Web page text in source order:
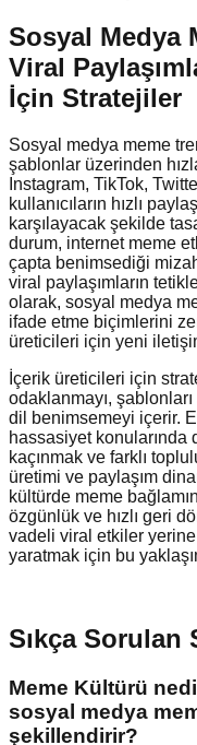
Sosyal Medya
Viral
İçin Stratejiler
Sosyal medya meme
şablonlar üzerinden
Instagram, TikTok,
kullanıcıların hızlı
karşılayacak şekilde
durum, internet meme
çapta benimsediği
viral paylaşımların
olarak, sosyal medya
ifade etme biçimlerini
üreticileri için yeni
İçerik üreticileri için
odaklanmayı, şablonları
dil benimsemeyi içerir.
hassasiyet konularında
kaçınmak ve farklı
üretimi ve paylaşım
kültürde meme
özgünlük ve hızlı geri
vadeli viral etkiler
yaratmak için bu
Sıkça Sorulan
Meme Kültürü
sosyal medya
şekillendirir?